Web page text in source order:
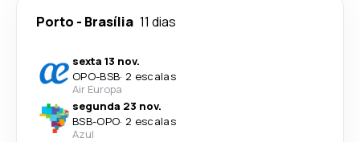
Porto - Brasília 11 dias
sexta 13 nov.
OPO-BSB· 2 escalas
Air Europa
segunda 23 nov.
BSB-OPO· 2 escalas
Azul